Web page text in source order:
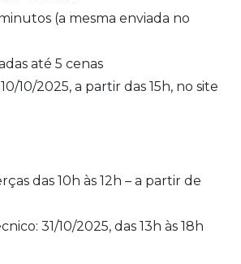
(a mesma enviada no
até 5 cenas
10/2025, a partir das 15h, no site
das 10h às 12h – a partir de
31/10/2025, das 13h às 18h